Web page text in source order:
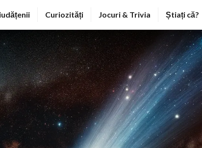
Curiozități Jocuri & Trivia Știați că?